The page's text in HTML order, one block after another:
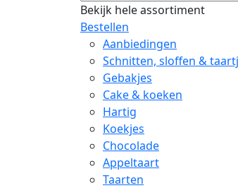
Bekijk hele assortiment
Bestellen
Aanbiedingen
Schnitten, sloffen &
Gebakjes
Cake & koeken
Hartig
Koekjes
Chocolade
Appeltaart
Taarten